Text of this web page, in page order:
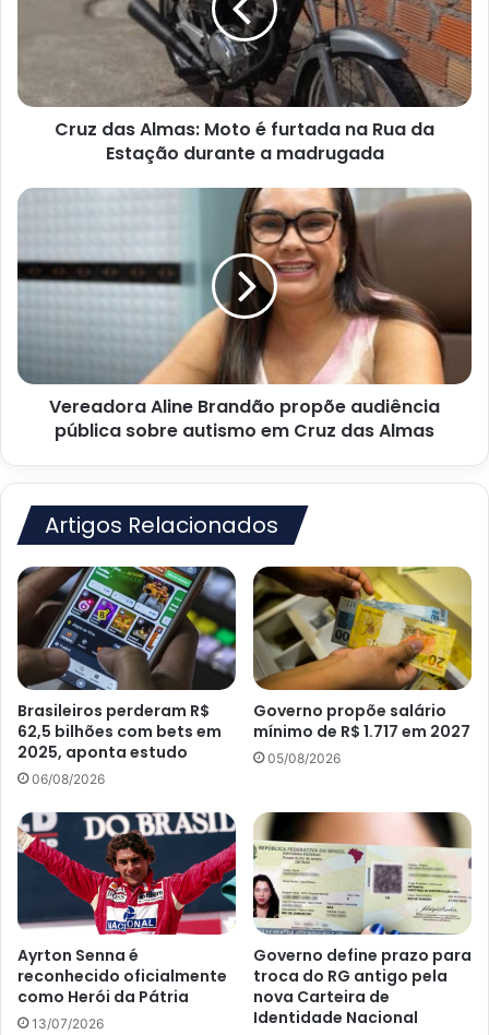
Rua
da
Estação
madrugada
Cruz das Almas: Moto é furtada na Rua da
Estação durante a madrugada
Vereadora
propõe
audiência
em
Vereadora Aline Brandão propõe audiência
pública sobre autismo em Cruz das Almas
Artigos Relacionados
Brasileiros perderam R$
62,5 bilhões com bets em
2025, aponta estudo
06/08/2026
Governo propõe salário
mínimo de R$ 1.717 em 2027
05/08/2026
Ayrton Senna é
reconhecido oficialmente
como Herói da Pátria
13/07/2026
Governo define prazo para
troca do RG antigo pela
nova Carteira de
Identidade Nacional